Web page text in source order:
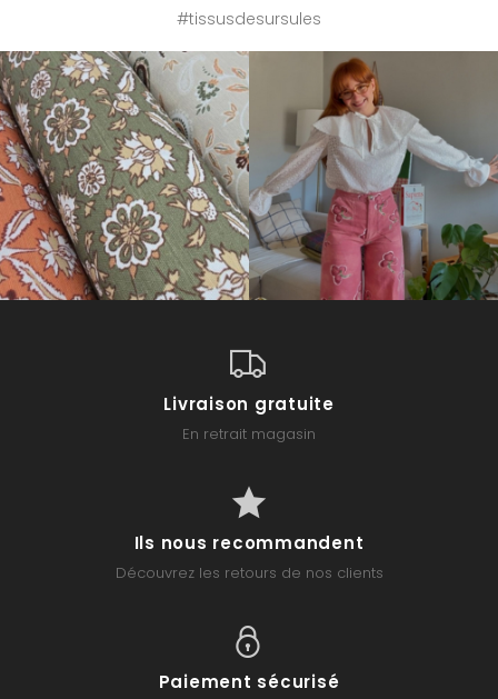
#tissusdesursules
Livraison gratuite
En retrait magasin
Ils nous recommandent
Découvrez les retours de nos clients
Paiement sécurisé